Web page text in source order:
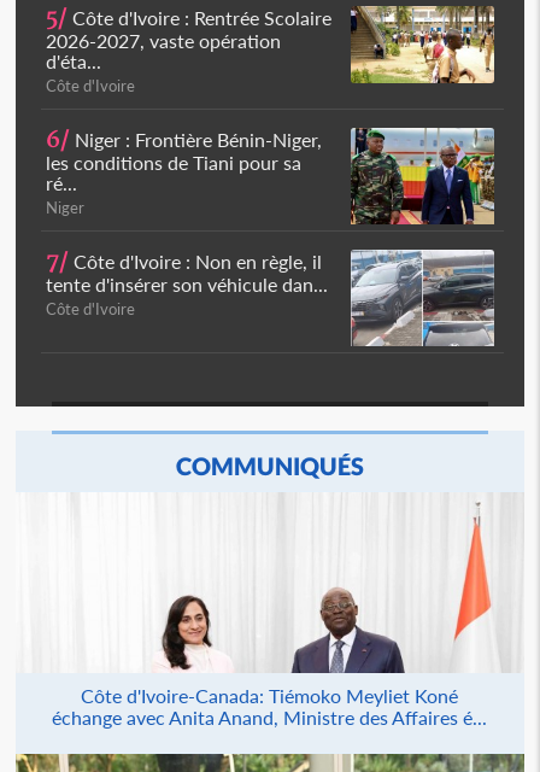
5/ Côte d'Ivoire : Rentrée Scolaire
2026-2027, vaste opération
d'éta...
Côte d'Ivoire
6/ Niger : Frontière Bénin-Niger,
les conditions de Tiani pour sa
ré...
Niger
7/ Côte d'Ivoire : Non en règle, il
tente d'insérer son véhicule dan...
Côte d'Ivoire
COMMUNIQUÉS
Côte d'Ivoire-Canada: Tiémoko Meyliet Koné
échange avec Anita Anand, Ministre des Affaires é...